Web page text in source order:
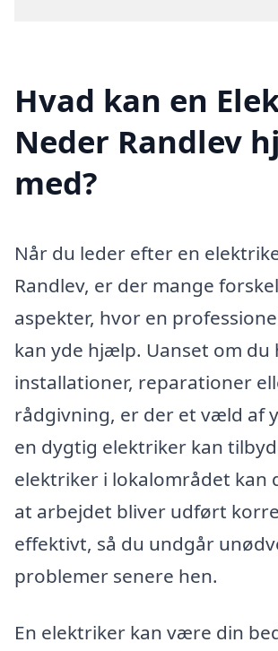
Hvad kan en
Neder Randlev
med?
Når du leder efter en
Randlev, er der mange
aspekter, hvor en
kan yde hjælp. Uanset om
installationer, reparationer
rådgivning, er der et væld af
en dygtig elektriker kan
elektriker i lokalområdet kan
at arbejdet bliver udført
effektivt, så du undgår
problemer senere hen.
En elektriker kan være din